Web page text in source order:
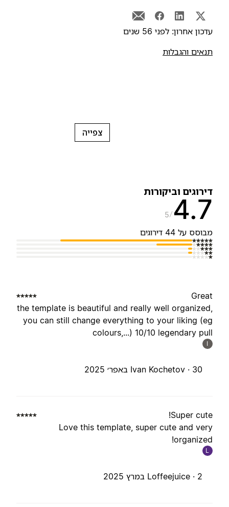
אחרון: לפני 56 שנים
והגבלות
צפייה
וביקורות
5
על 44 דירוגים
the template is beautiful and really well
you can still change everything to your liking
colours,...) 10/10 legendary
Ivan Kochetov ·
Super
Love this template, super cute and
Loffeejuice ·